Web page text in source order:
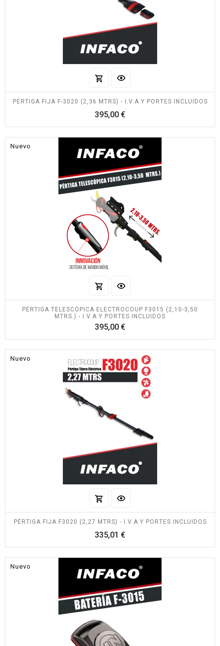
PÉRTIGA FIJA F-3020 (2,36 MTRS) - I.V.A Y PORTES INCLUIDOS
395,00 €Precio
Nuevo
PÉRTIGA TELESCÓPICA ELECTROCOUP F3015 (2,10-3,50
MTRS.) - I.V.A Y PORTES INCLUIDOS
395,00 €Precio
Nuevo
PÉRTIGA FIJA F3020 (2,27 MTRS) - I.V.A Y PORTES INCLUIDOS
335,01 €Precio
Nuevo